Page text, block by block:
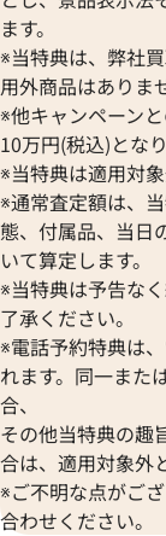
ます。
※当特典は、弊社
用外商品はありま
※他キャンペーン
10万円(税込)となり
※当特典は適用対
※通常査定額は、
態、付属品、当日
いて算定します。
※当特典は予告な
了承ください。
※電話予約特典は
れます。同一また
合、
その他当特典の趣
合は、適用対象外
※ご不明な点がご
合わせください。